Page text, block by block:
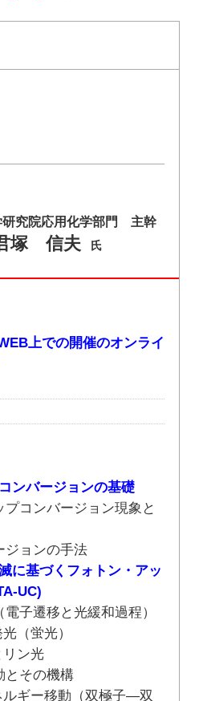
究院応用化学部門 主幹
塚 信夫 氏
上での開催のオンライ
ンバージョンの基礎
コンバージョン現象と
ョンの手法
に基づくフォトン・アッ
UC)
子遷移と光緩和過程）
（蛍光）
ン光
その機構
ギー移動（双極子―双